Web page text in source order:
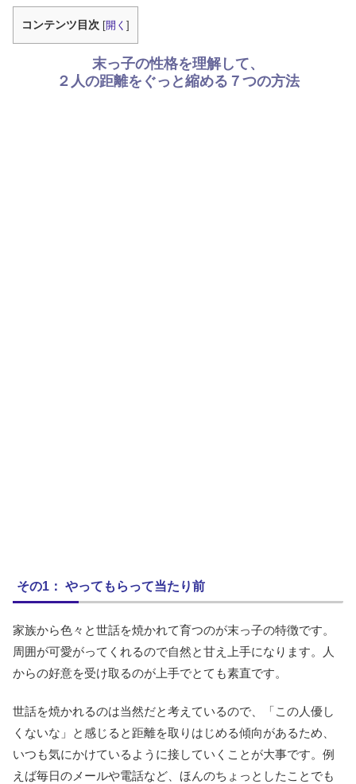
コンテンツ目次 [開く ]
末っ子の性格を理解して、
２人の距離をぐっと縮める７つの方法
その1： やってもらって当たり前
家族から色々と世話を焼かれて育つのが末っ子の特徴です。
周囲が可愛がってくれるので自然と甘え上手になります。人
からの好意を受け取るのが上手でとても素直です。
世話を焼かれるのは当然だと考えているので、「この人優し
くないな」と感じると距離を取りはじめる傾向があるため、
いつも気にかけているように接していくことが大事です。例
えば毎日のメールや電話など、ほんのちょっとしたことでも